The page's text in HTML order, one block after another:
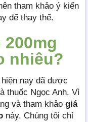
tham khảo ý kiến
để thay thế.
nhiêu?
nay đã được
thuốc Ngọc Anh. Vì
và tham khảo giá
này. Chúng tôi chỉ